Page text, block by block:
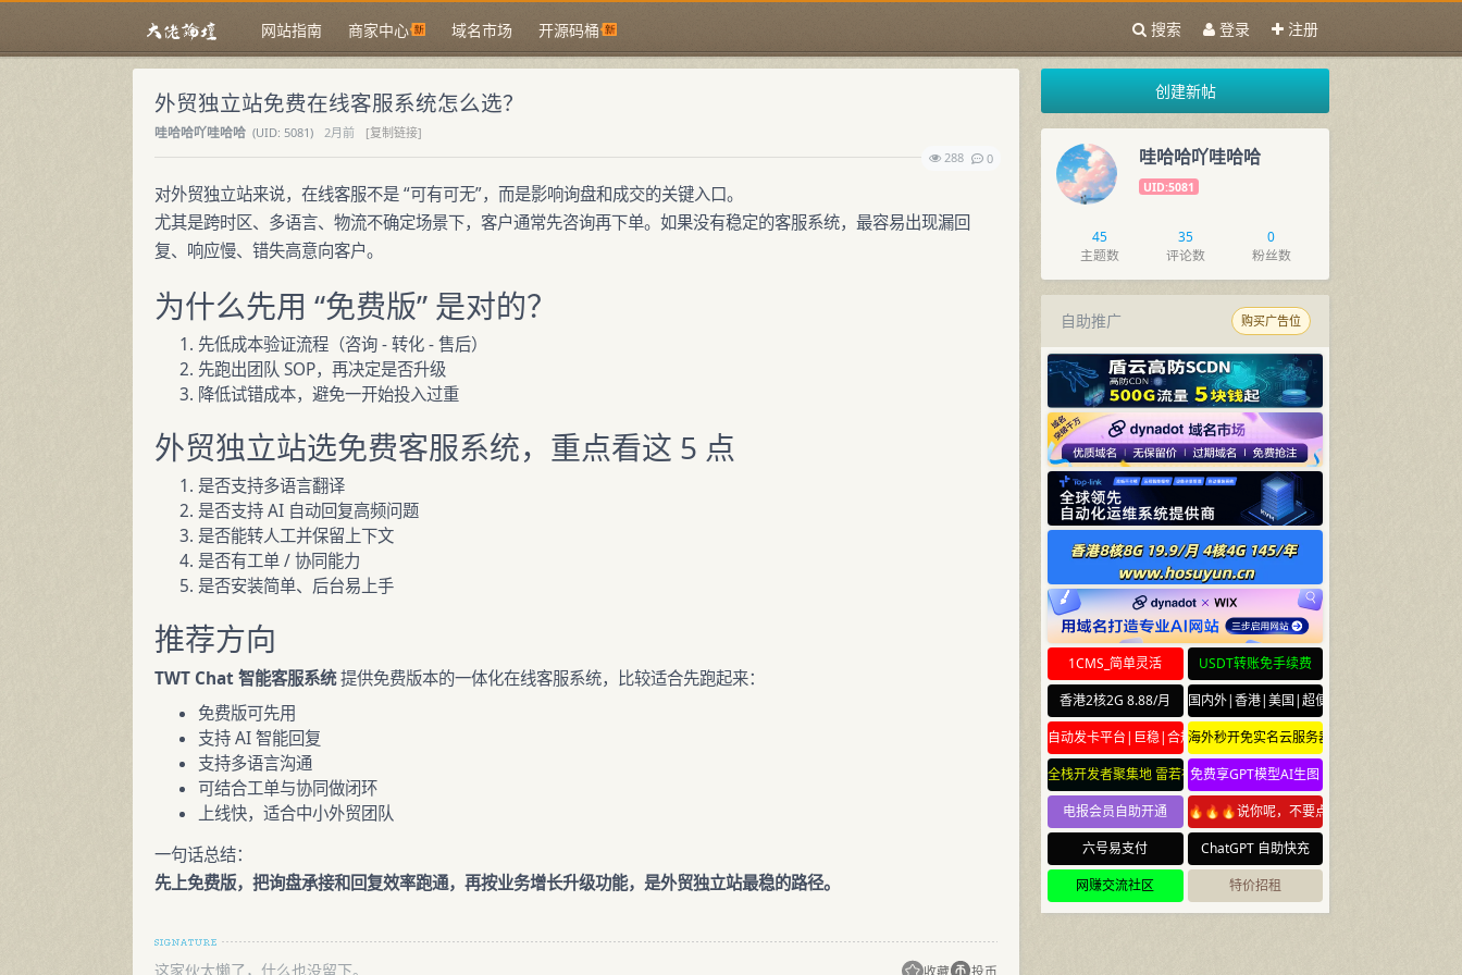
网站指南 商家中心 域名市场 开源码桶 搜索 登录 注册
外贸独立站免费在线客服系统怎么选？
哇哈哈吖哇哈哈 (UID: 5081) 2月前
[复制链接]
288
0
对外贸独立站来说，在线客服不是 “可有可无”，而是影响询盘和成交的关键入口。
尤其是跨时区、多语言、物流不确定场景下，客户通常先咨询再下单。如果没有稳定的客服系统，最容易出现漏回
复、响应慢、错失高意向客户。
为什么先用 “免费版” 是对的？
先低成本验证流程（咨询 - 转化 - 售后）
先跑出团队 SOP，再决定是否升级
降低试错成本，避免一开始投入过重
外贸独立站选免费客服系统，重点看这 5 点
是否支持多语言翻译
是否支持 AI 自动回复高频问题
是否能转人工并保留上下文
是否有工单 / 协同能力
是否安装简单、后台易上手
推荐方向
TWT Chat 智能客服系统提供免费版本的一体化在线客服系统，比较适合先跑起来：
免费版可先用
支持 AI 智能回复
支持多语言沟通
可结合工单与协同做闭环
上线快，适合中小外贸团队
一句话总结：
先上免费版，把询盘承接和回复效率跑通，再按业务增长升级功能，是外贸独立站最稳的路径。
这家伙太懒了，什么也没留下。 收藏 投币
创建新帖
哇哈哈吖哇哈哈
UID:5081
45
主题数
35
评论数
0
粉丝数
自助推广 购买广告位
1CMS_简单灵活
USDT转账免手续费
香港2核2G 8.88/月
国内外|香港|美国|超便宜云服务器
自动发卡平台|巨稳|合规海外秒开免实名云服务器
全栈开发者聚集地 雷若社区 leiruo.com
免费享GPT模型AI生图
电报会员自助开通
🔥🔥🔥说你呢，不要点🔥🔥🔥
六号易支付
ChatGPT 自助快充
网赚交流社区
特价招租